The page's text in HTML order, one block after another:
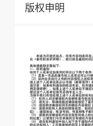
版权申明